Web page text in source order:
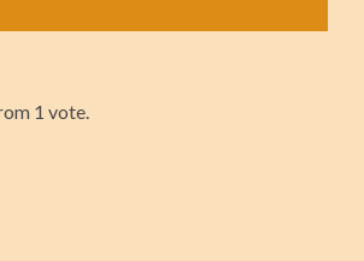
1 vote.